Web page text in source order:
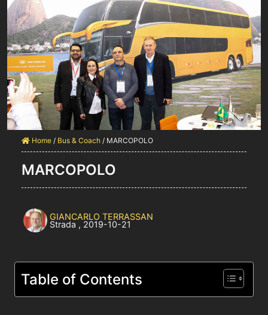
Home / Bus & Coach / MARCOPOLO
MARCOPOLO
GIANCARLO TERRASSAN
Strada , 2019-10-21
Table of Contents